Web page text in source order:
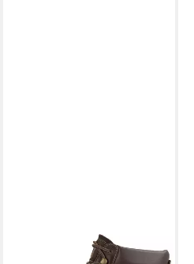
CAT Colorado 2.0 Unisex
Erwachsene Stiefelette